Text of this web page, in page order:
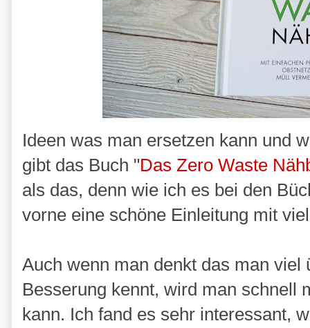
Ideen was man ersetzen kann und
gibt das Buch "Das Zero Waste
als das, denn wie ich es bei den
vorne eine schöne Einleitung mit
Auch wenn man denkt das man
Besserung kennt, wird man schnell
kann. Ich fand es sehr interessant,